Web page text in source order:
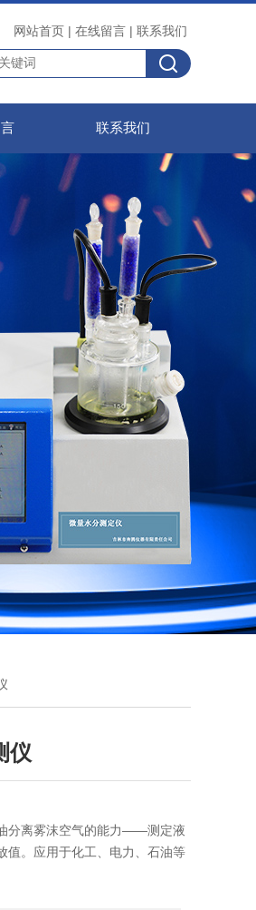
网站首页 | 在线留言 | 联系我们
联系我们
仪
分离雾沫空气的能力——测定液
值。应用于化工、电力、石油等